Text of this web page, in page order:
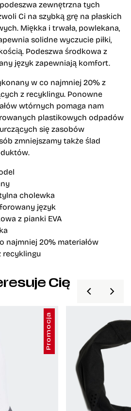
zewnętrzna tych
Ci na szybką grę na płaskich
Miękka i trwała, powlekana,
solidne wyczucie piłki,
Podeszwa środkowa z
język zapewniają komfort.
w co najmniej 20% z
z recyklingu. Ponowne
wtórnych pomaga nam
plastikowych odpadów
się zasobów
zmniejszamy także ślad
cholewka
język
z pianki EVA
najmniej 20% materiałów
recyklingu
Cię
Promocja